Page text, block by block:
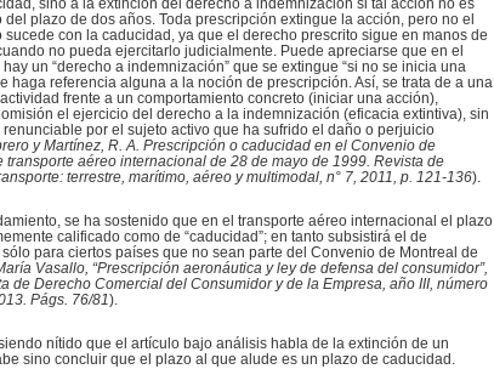
sino a la extinción del derecho a indemnización si tal acción no es
plazo de dos años. Toda prescripción extingue la acción, pero no el
sucede con la caducidad, ya que el derecho prescrito sigue en manos de
no pueda ejercitarlo judicialmente. Puede apreciarse que en el
un “derecho a indemnización” que se extingue “si no se inicia una
haga referencia alguna a la noción de prescripción. Así, se trata de a una
frente a un comportamiento concreto (iniciar una acción),
el ejercicio del derecho a la indemnización (eficacia extintiva), sin
por el sujeto activo que ha sufrido el daño o perjuicio
y Martínez, R. A. Prescripción o caducidad en el Convenio de
transporte aéreo internacional de 28 de mayo de 1999. Revista de
terrestre, marítimo, aéreo y multimodal, n° 7, 2011, p. 121-136).
se ha sostenido que en el transporte aéreo internacional el plazo
calificado como de “caducidad”; en tanto subsistirá el de
sólo para ciertos países que no sean parte del Convenio de Montreal de
Vasallo, “Prescripción aeronáutica y ley de defensa del consumidor”,
de Derecho Comercial del Consumidor y de la Empresa, año III, número
Págs. 76/81).
nítido que el artículo bajo análisis habla de la extinción de un
sino concluir que el plazo al que alude es un plazo de caducidad.